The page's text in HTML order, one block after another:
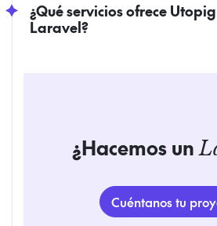
¿Qué servicios ofrece
Laravel?
¿Hacemos un
Cuéntanos tu